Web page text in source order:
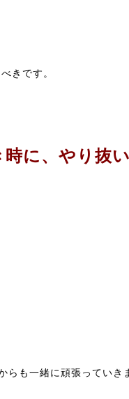
べきです。
に、やり抜
らも一緒に頑張っていき